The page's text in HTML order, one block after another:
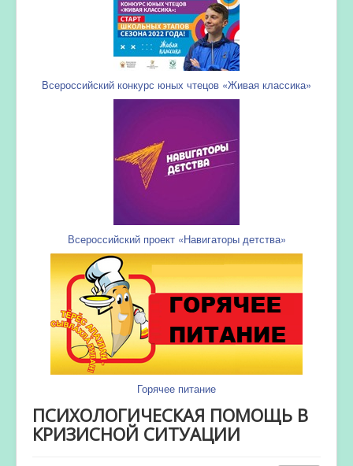
Всероссийский конкурс юных чтецов «Живая классика»
Всероссийский проект «Навигаторы детства»
Горячее питание
ПСИХОЛОГИЧЕСКАЯ ПОМОЩЬ В
КРИЗИСНОЙ СИТУАЦИИ